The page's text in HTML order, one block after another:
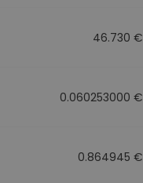
46.730 €
0.060253000 €
0.864945 €